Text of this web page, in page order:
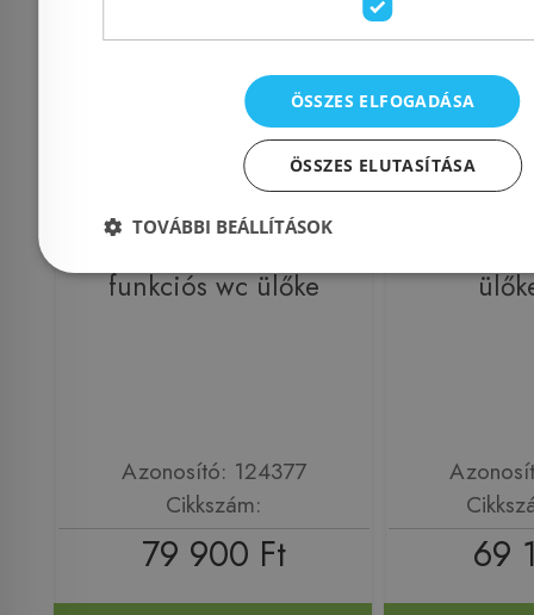
EASY-BID 1100 Bidé
funkciós wc ülőke
Azonosító: 124377
Cikkszám:
79 900 Ft 69
ÖSSZES ELFOGADÁSA
ÖSSZES ELUTASÍTÁSA
TOVÁBBI BEÁLLÍTÁSOK